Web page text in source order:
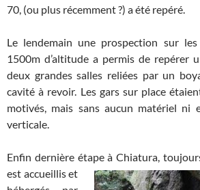
70, (ou plus récemment ?) a été repéré.
Le lendemain une prospection sur
1500m d’altitude a permis de repérer
deux grandes salles reliées par un
cavité à revoir. Les gars sur place
motivés, mais sans aucun matériel ni
verticale.
Enfin dernière étapeà Chiatura,
est accueillis et